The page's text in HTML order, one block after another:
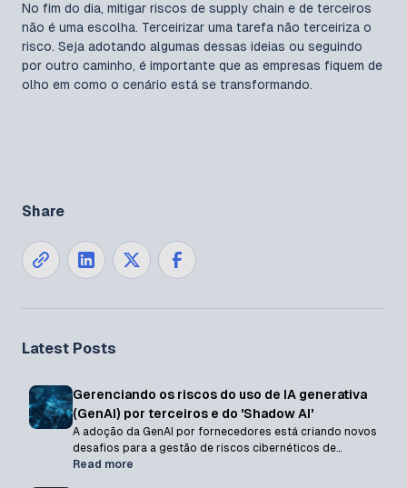
No fim do dia, mitigar riscos de supply chain e de terceiros
não é uma escolha. Terceirizar uma tarefa não terceiriza o
risco. Seja adotando algumas dessas ideias ou seguindo
por outro caminho, é importante que as empresas fiquem de
olho em como o cenário está se transformando.
Share
Latest Posts
Gerenciando os riscos do uso de IA generativa
(GenAI) por terceiros e do 'Shadow AI'
A adoção da GenAI por fornecedores está criando novos
desafios para a gestão de riscos cibernéticos de
terceiros. Neste artigo, mostramos como o
Read more